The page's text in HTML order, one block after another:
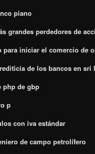
piano
grandes perdedores de
para iniciar el comercio de
de los bancos en sri
php de gbp
p
con iva estándar
de campo petrolífero